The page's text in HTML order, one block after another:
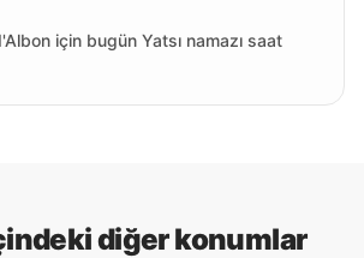
için bugün Yatsı namazı saat
diğer konumlar